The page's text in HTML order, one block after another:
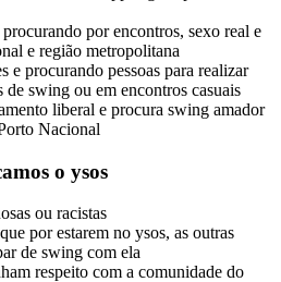
por encontros, sexo real e
e região metropolitana
e procurando pessoas para realizar
de swing ou em encontros casuais
liberal e procura swing amador
Nacional
o ysos
ou racistas
por estarem no ysos, as outras
de swing com ela
respeito com a comunidade do